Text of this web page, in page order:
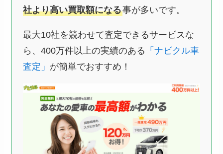
社より高い買取額になる事が多いです。
最大10社を競わせて査定できるサービスな
ら、400万件以上の実績のある 「ナビクル車
査定」 が簡単でおすすめ！